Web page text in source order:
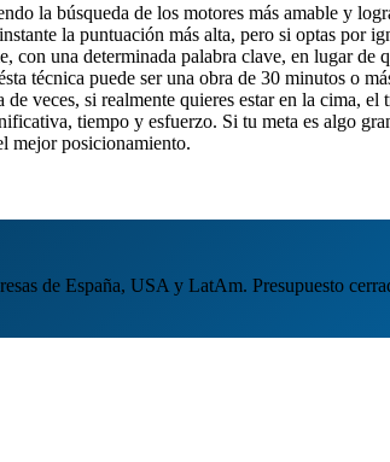
la búsqueda de los motores más amable y
la puntuación más alta, pero si optas por
una determinada palabra clave, en lugar de
técnica puede ser una obra de 30 minutos o
veces, si realmente quieres estar en la cima,
tiempo y esfuerzo. Si tu meta es algo
mejor posicionamiento.
de España, USA y LatAm. Presupuesto